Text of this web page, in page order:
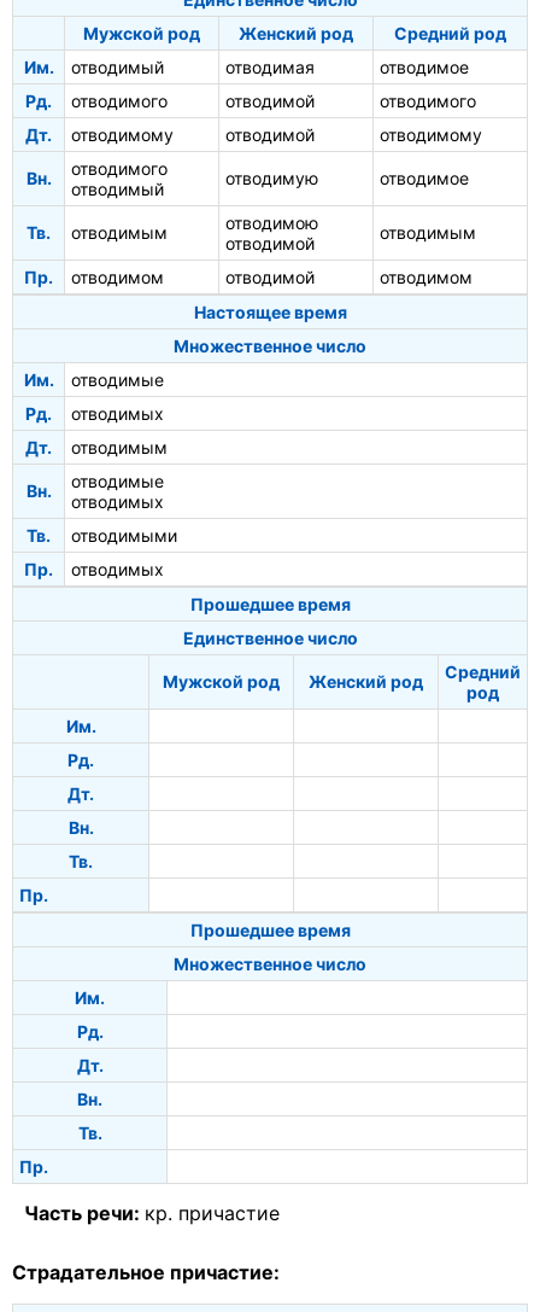
Мужской род
Женский род
Средний род
Им.
отводимый отводимая
отводимое
Рд.
отводимого отводимой
отводимого
Дт.
отводимому отводимой отводимому
Вн.
отводимого
отводимый
отводимую отводимое
Тв. отводимым
отводимою
отводимой
отводимым
Пр. отводимом отводимой
отводимом
Настоящее время
Множественное число
Им.
отводимые
Рд.
отводимых
Дт.
отводимым
Вн.
отводимые
отводимых
Тв.
отводимыми
Пр.
отводимых
Прошедшее время
Единственное число
Мужской род Женский род
Средний
род
Им.
Рд.
Дт.
Вн.
Тв.
Пр.
Прошедшее время
Множественное число
Им.
Рд.
Дт.
Вн.
Тв.
Пр.
Часть речи: кр. причастие
Страдательное причастие: